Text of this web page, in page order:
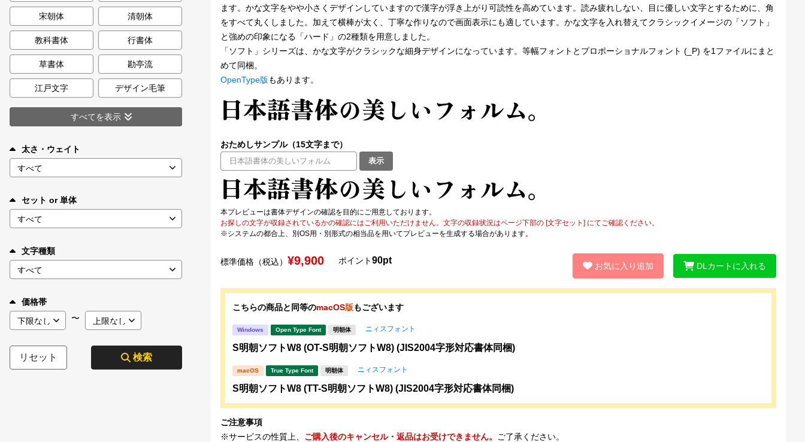
マイページ
お気に入り
ご利用ガイド
お問い合わせ
宋朝体 清朝体
教科書体 行書体
草書体 勘亭流
江戸文字 デザイン毛筆
すべてを表示
太さ・ウェイト
セット or 単体
文字種類
価格帯
〜
リセット 検索
ます。かな文字をやや小さくデザインしていますので漢字が浮き上がり可読性を高めています。読み疲れしない、目に優しい文字とするために、角
をすべて丸くしました。加えて横棒が太く、丁寧な作りなので画面表示にも適しています。かな文字を入れ替えてクラシックイメージの「ソフト」
と強めの印象になる「ハード」の2種類を用意しました。
「ソフト」シリーズは、かな文字がクラシックな細身デザインになっています。等幅フォントとプロポーショナルフォント (_P) を1ファイルにまと
めて同梱。
OpenType版もあります。
おためしサンプル（15文字まで）
表示
本プレビューは書体デザインの確認を目的にご用意しております。
お探しの文字が収録されているかの確認にはご利用いただけません。文字の収録状況はページ下部の [文字セット] にてご確認ください。
※システムの都合上、別OS用・別形式の相当品を用いてプレビューを生成する場合があります。
標準価格（税込） ¥9,900 ポイント90pt
お気に入り追加 DLカートに入れる
こちらの商品と同等のmacOS版もございます
Windows Open Type Font 明朝体 ニィスフォント
S明朝ソフトW8 (OT-S明朝ソフトW8) (JIS2004字形対応書体同梱)
macOS True Type Font 明朝体 ニィスフォント
S明朝ソフトW8 (TT-S明朝ソフトW8) (JIS2004字形対応書体同梱)
ご注意事項
※サービスの性質上、 ご購入後のキャンセル・返品はお受けできません。 ご了承ください。